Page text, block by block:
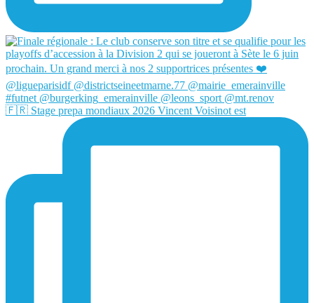
🇫🇷 Stage prepa mondiaux 2026 Vincent Voisinot est